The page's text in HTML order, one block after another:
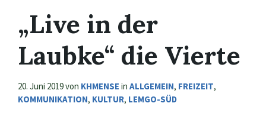
„Live in der
Laubke“ die Vierte
20. Juni 2019von KHMENSE in ALLGEMEIN, FREIZEIT,
KOMMUNIKATION, KULTUR, LEMGO-SÜD